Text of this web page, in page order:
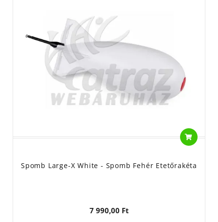
Spomb Large-X White - Spomb Fehér Etetőrakéta
7 990,00 Ft